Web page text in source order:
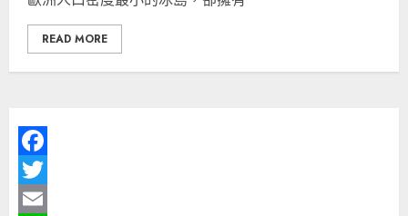
READ MORE
Facebook
Twitter